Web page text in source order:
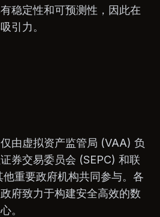
稳定性和可预测性，因此在
引力。
由虚拟资产监管局 (VAA) 负
券交易委员会 (SEPC) 和联
重要政府机构共同参与。各
府致力于构建安全高效的数
。